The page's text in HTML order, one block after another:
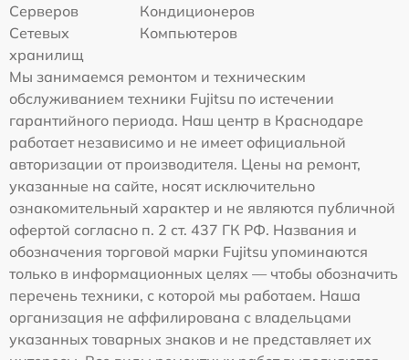
Серверов
Кондиционеров
Сетевых
хранилищ
Компьютеров
Мы занимаемся ремонтом и техническим
обслуживанием техники Fujitsu по истечении
гарантийного периода. Наш центр в Краснодаре
работает независимо и не имеет официальной
авторизации от производителя. Цены на ремонт,
указанные на сайте, носят исключительно
ознакомительный характер и не являются публичной
офертой согласно п. 2 ст. 437 ГК РФ. Названия и
обозначения торговой марки Fujitsu упоминаются
только в информационных целях — чтобы обозначить
перечень техники, с которой мы работаем. Наша
организация не аффилирована с владельцами
указанных товарных знаков и не представляет их